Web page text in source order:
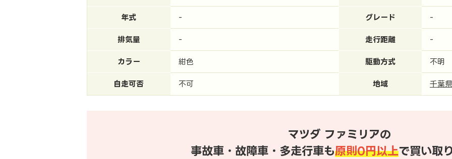
年式 - グレード -
排気量 - 走行距離 -
カラー 紺色 駆動方式 不明
自走可否 不可 地域 千葉県
マツダ ファミリアの
事故車・故障車・多走行車も原則0円以上で買い取